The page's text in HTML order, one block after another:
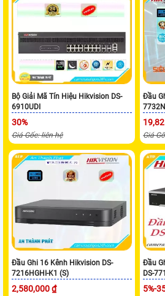
Bộ Giải Mã Tín Hiệu Hikvision DS-
6910UDI
30%
Giá Gốc: liên hệ
Đầu
Giá
Đầu Ghi 16 Kênh Hikvision DS-
7216HGHI-K1 (S)
2,580,000 ₫
Đầu
DS-
5%-